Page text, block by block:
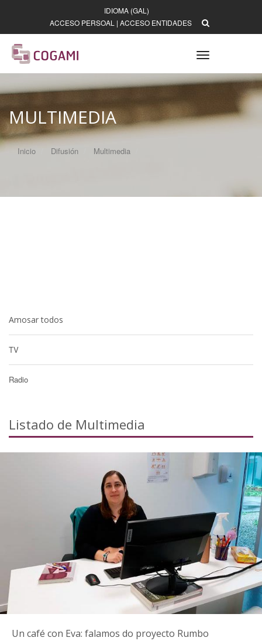
IDIOMA (GAL)
ACCESO PERSOAL | ACCESO ENTIDADES
Toggle
navigation
MULTIMEDIA
Inicio Difusión Multimedia
Amosar todos
TV
Radio
Listado de Multimedia
Un café con Eva: falamos do proyecto Rumbo